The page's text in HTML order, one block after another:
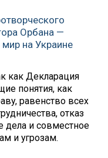
Орбана —
на Украине
как Декларация
понятия, как
равенство всех
отказ
дела и совместное
и угрозам.